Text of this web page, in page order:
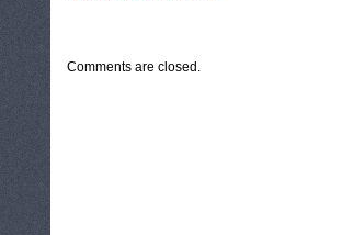
Comments are closed.